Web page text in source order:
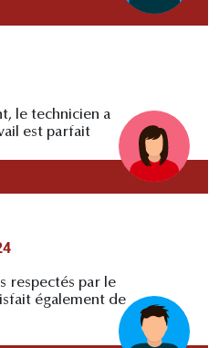
le technicien a
est parfait
respectés par le
également de